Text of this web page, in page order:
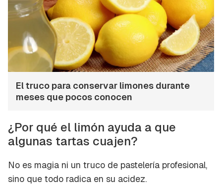
El truco para conservar limones durante
meses que pocos conocen
¿Por qué el limón ayuda a que
algunas tartas cuajen?
No es magia ni un truco de pastelería profesional,
sino que todo radica en su acidez.